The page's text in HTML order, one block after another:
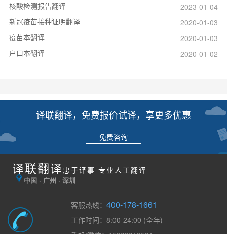
核酸检测报告翻译
2023-01-04
新冠疫苗接种证明翻译
2020-01-03
疫苗本翻译
2020-01-03
户口本翻译
2020-01-02
译联翻译，免费报价试译，享更多优惠
免费咨询
译联翻译 忠于译事 专业人工翻译
中国 · 广州 · 深圳
客服热线：400-178-1661
工作时间：8:00-24:00 (全年)